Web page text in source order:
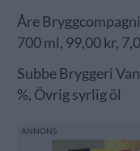
Åre
700 ml, 99,00 kr,
Subbe Bryggeri
%, Övrig syrlig öl